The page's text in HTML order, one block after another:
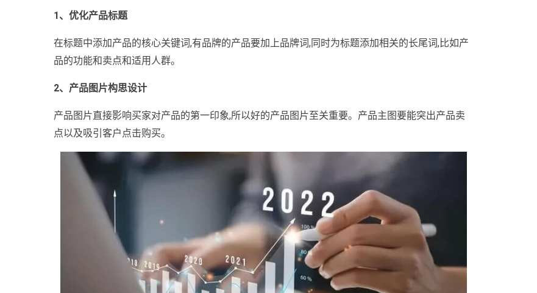
1、优化产品标题
在标题中添加产品的核心关键词,有品牌的产品要加上品牌词,同时为标题添加相关的长尾词,比如产
品的功能和卖点和适用人群。
2、产品图片构思设计
产品图片直接影响买家对产品的第一印象,所以好的产品图片至关重要。产品主图要能突出产品卖
点以及吸引客户点击购买。